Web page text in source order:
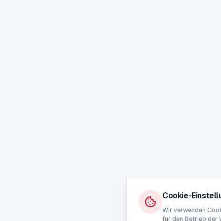
Cookie-
Wir verwenden
für den Betrieb der